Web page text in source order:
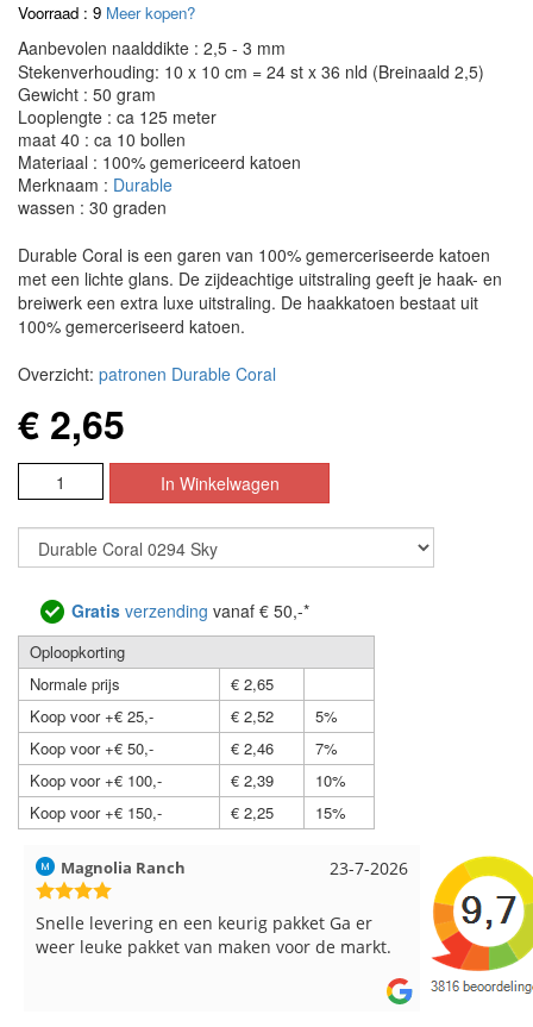
Voorraad : 9 Meer kopen?
Aanbevolen naalddikte : 2,5 - 3 mm
Stekenverhouding: 10 x 10 cm = 24 st x 36 nld (Breinaald 2,5)
Gewicht : 50 gram
Looplengte : ca 125 meter
maat 40 : ca 10 bollen
Materiaal : 100% gemericeerd katoen
Merknaam : Durable
wassen : 30 graden
Durable Coral is een garen van 100% gemerceriseerde katoen
met een lichte glans. De zijdeachtige uitstraling geeft je haak- en
breiwerk een extra luxe uitstraling. De haakkatoen bestaat uit
100% gemerceriseerd katoen.
Overzicht: patronen Durable Coral
€ 2,65
Gratis verzending vanaf € 50,-*
Oploopkorting
Normale prijs
€ 2,65
Koop voor +€ 25,-
€ 2,52
5%
Koop voor +€ 50,-
€ 2,46
7%
Koop voor +€ 100,-
€ 2,39
10%
Koop voor +€ 150,-
€ 2,25 15%
17-7-2026
Hilde uit Loyers
Reeds meerdere keren breigaren en
breinaalden besteld, altijd heel tevreden over
Loes uit
Snelle